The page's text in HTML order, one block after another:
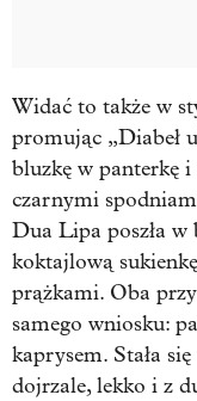
Widać to także w
promując „Diabeł
bluzkę w panterkę i
czarnymi
Dua Lipa poszła w
koktajlową
prążkami. Oba
samego wniosku:
kaprysem. Stała
dojrzale, lekko i z